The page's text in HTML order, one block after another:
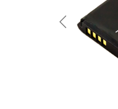
Previous